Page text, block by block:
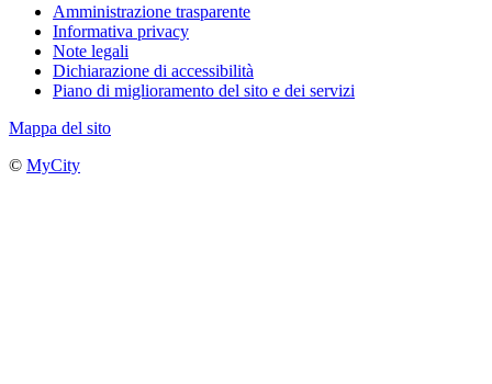
Amministrazione trasparente
Informativa privacy
Note legali
Dichiarazione di accessibilità
Piano di miglioramento del sito e dei servizi
Mappa del sito
© MyCity